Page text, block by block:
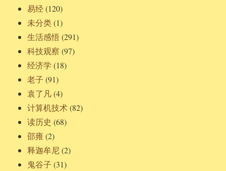
易经(120)
未分类(1)
生活感悟(291)
科技观察 (97)
经济学 (18)
老子 (91)
袁了凡(4)
计算机技术(82)
读历史 (68)
邵雍 (2)
释迦牟尼(2)
鬼谷子 (31)